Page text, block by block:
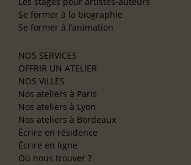
Se former à la biographie
Se former à l’animation
NOS SERVICES
OFFRIR UN ATELIER
NOS VILLES
Nos ateliers à Paris
Nos ateliers à Lyon
Nos ateliers à Bordeaux
Écrire en résidence
Écrire en ligne
Où nous trouver ?